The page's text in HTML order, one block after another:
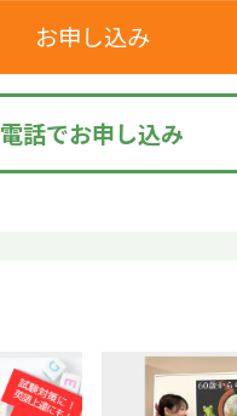
お申し込み
電話でお申し込み